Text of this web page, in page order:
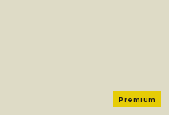
Premium